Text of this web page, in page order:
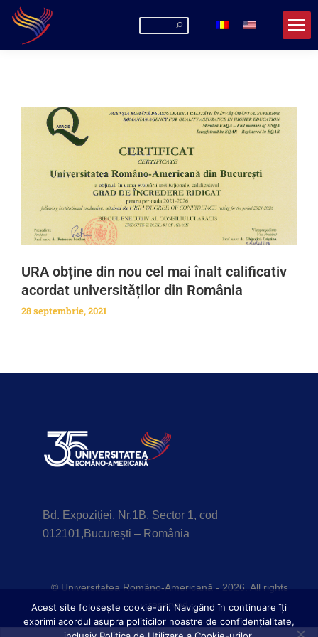
URA obține din nou cel mai înalt calificativ
acordat universităților din România
28 septembrie, 2021
Bd. Expoziției, Nr.1B, Sector 1, cod
012101,București – România
© Universitatea Româno-Americană - 2026. All rights
reserved.
Acest site foloseşte cookie-uri. Navigând în continuare îți
exprimi acordul asupra politicilor noastre de confidențialitate,